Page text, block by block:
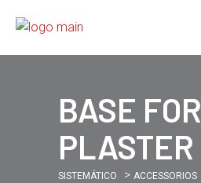
BASE FOR
PLASTER
SISTEMÁTICO > ACCESSORIOS